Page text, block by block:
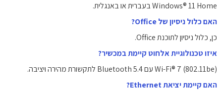
Windows® 11 Home בעברית או באנגלית.
האם כלול ניסיון של Office?
כן, כלול ניסיון לתוכנת Office.
איזו טכנולוגיית אלחוט קיימת במכשיר?
Wi-Fi® 7 (802.11be) עם Bluetooth 5.4 לתקשורת מהירה ויציבה.
האם קיימת יציאת Ethernet?